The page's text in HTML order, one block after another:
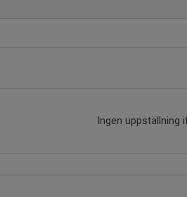
Ingen uppställning